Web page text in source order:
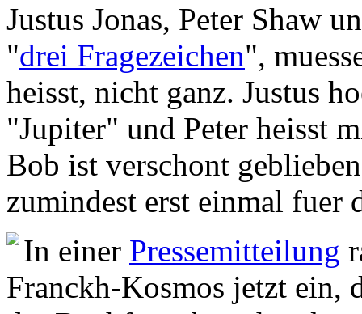
Justus Jonas, Peter Shaw
"drei Fragezeichen",
heisst, nicht ganz. Justus
"Jupiter" und Peter heisst
Bob ist verschont
zumindest erst einmal fuer
In einer Pressemitteilung
Franckh-Kosmos jetzt ein,